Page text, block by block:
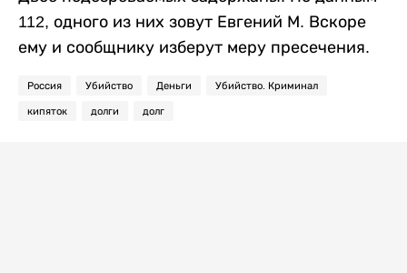
112, одного из них зовут Евгений М. Вскоре
ему и сообщнику изберут меру пресечения.
Россия Убийство Деньги Убийство. Криминал
кипяток долги долг